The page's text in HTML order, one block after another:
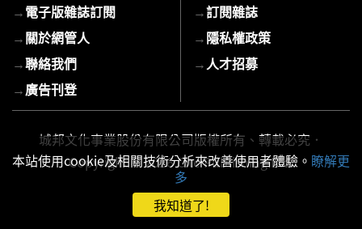
mail
→電子版雜誌訂閱
→關於網管人
→聯絡我們
→廣告刊登
→訂閱雜誌
→隱私權政策
→ 人才招募
城邦文化事業股份有限公司版權所有、轉載必究．
Copyright © 2026 Cite Publishing Ltd.
本站使用cookie及相關技術分析來改善使用者體驗。 瞭解更
多
我知道了!